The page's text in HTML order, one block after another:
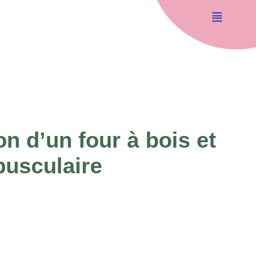
d’un four à bois et